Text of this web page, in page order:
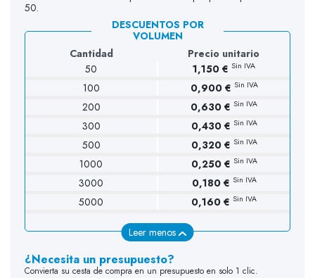
50.
DESCUENTOS POR
VOLUMEN
Cantidad
Precio unitario
50
1,150 € Sin IVA
100 0,900 € Sin IVA
200 0,630 € Sin IVA
300 0,430 € Sin IVA
500 0,320 € Sin IVA
1000 0,250 € Sin IVA
3000 0,180 € Sin IVA
5000 0,160 € Sin IVA
Leer menos
¿Necesita un presupuesto?
Convierta su cesta de compra en un presupuesto en solo 1 clic.